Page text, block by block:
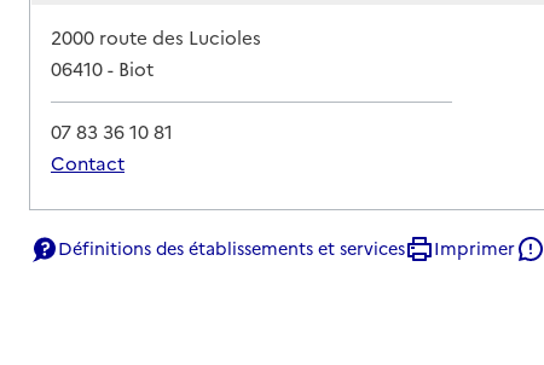
Adresse
2000 route des Lucioles
06410- Biot
07 83 36 10 81
Contact
Voir la fiche
Définitions des établissements et services Imprimer